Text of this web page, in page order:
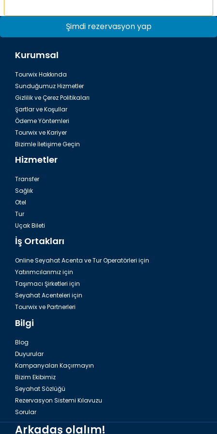
biriminde nakit ödeme yapabilirsiniz. Partner
Mağazalarımız`ta ürün satışında, TRAVEL CONSIERGE
Şimdi rezervasyon yap
Kurumsal
Tourwix Hakkında
Sunduğumuz Hizmetler
Gizlilik ve Çerez Politikaları
Şartlar ve Koşullar
Ödeme Yöntemleri
Tourwix ve Kariyer
Bizimle İletişime Geçin
Hizmetler
Transfer
Sağlık
Otel
Tur
Uçak Bileti
İş Ortakları
Online Seyahat Acenta ve Tur Operatörleri için
Yatırımcılarımız için
Taşımacı Şirketleri için
Seyahat Acenteleri için
Tourwix ve Partnerleri
Bilgi
Blog
Duyurular
Kampanyaları Kaçırmayın
Bizim Ekibimiz
Seyahat Sözlüğü
Rezervasyon Sistemi Kılavuzu
Sorular
Arkadaş olalım!